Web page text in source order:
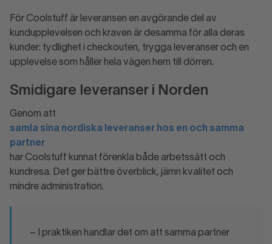
För Coolstuff är leveransen en avgörande del av
kundupplevelsen och kraven är desamma för alla deras
kunder: tydlighet i checkouten, trygga leveranser och en
upplevelse som håller hela vägen hem till dörren.
Smidigare leveranser i Norden
Genom att
samla sina nordiska leveranser hos en och samma
partner
har Coolstuff kunnat förenkla både arbetssätt och
kundresa. Det ger bättre överblick, jämn kvalitet och
mindre administration.
– I praktiken handlar det om att samma partner